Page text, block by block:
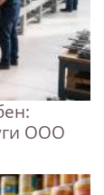
ООО